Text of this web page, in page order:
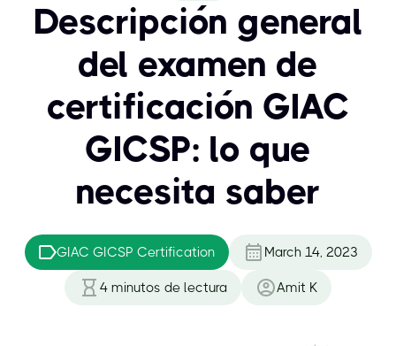
Descripción general
del examen de
certificación GIAC
GICSP: lo que
necesita saber
GIAC GICSP Certification March 14, 2023
4 minutos de lectura Amit K